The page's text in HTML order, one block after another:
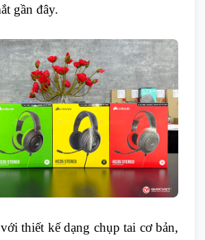
gần đây.
thiết kế dạng chụp tai cơ bản,